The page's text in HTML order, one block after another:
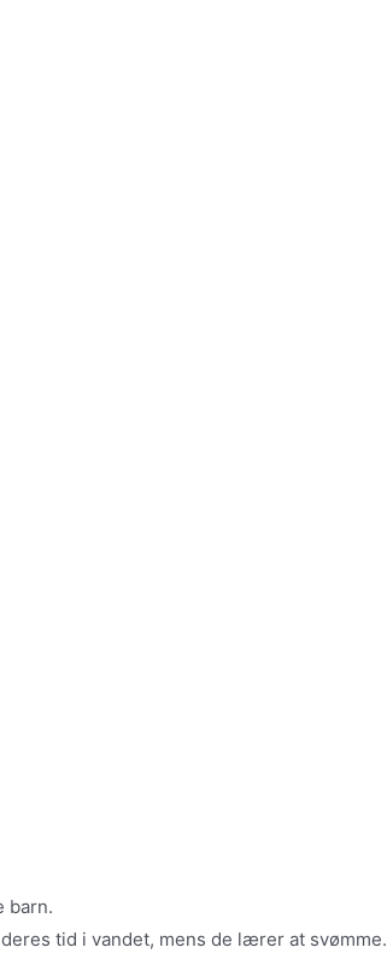
barn.
tid i vandet, mens de lærer at svømme.